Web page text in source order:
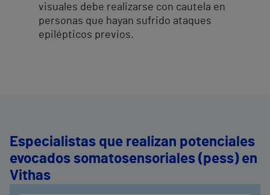
visuales debe realizarse con cautela en
personas que hayan sufrido ataques
epilépticos previos.
Especialistas que realizan potenciales
evocados somatosensoriales (pess) en
Vithas